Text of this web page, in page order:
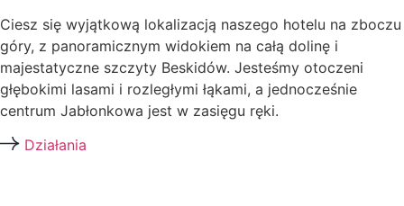
Ciesz się wyjątkową lokalizacją naszego hotelu na zboczu
góry, z panoramicznym widokiem na całą dolinę i
majestatyczne szczyty Beskidów. Jesteśmy otoczeni
głębokimi lasami i rozległymi łąkami, a jednocześnie
centrum Jabłonkowa jest w zasięgu ręki.
Działania